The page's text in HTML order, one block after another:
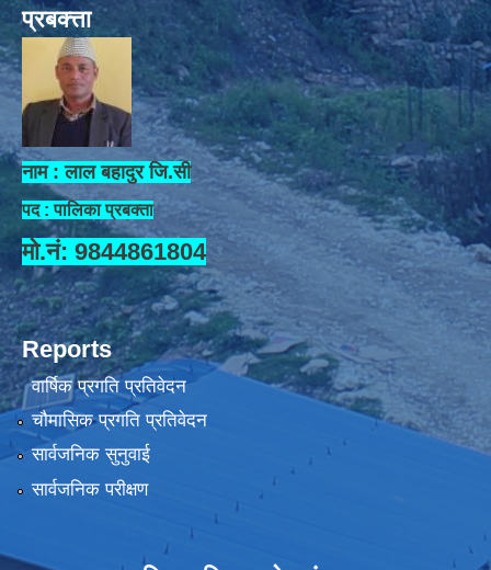
प्रबक्त्ता
नाम : लाल बहादुर जि.सी
पद : पालिका प्रबक्ता
मो.नं: 9844861804
Reports
वार्षिक प्रगति प्रतिवेदन
चौमासिक प्रगति प्रतिवेदन
सार्वजनिक सुनुवाई
सार्वजनिक परीक्षण